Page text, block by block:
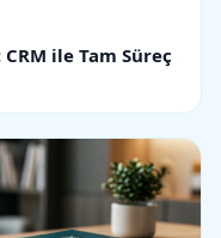
ile Tam Süreç